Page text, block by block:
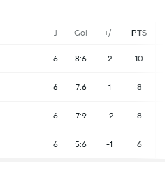
J Gol +/- PTS
6 8:6 2 10
6 7:6 1 8
6 7:9 -2 8
6 5:6 -1 6